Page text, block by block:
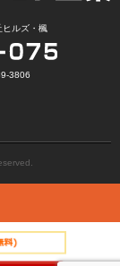
ルズ・楓
3806